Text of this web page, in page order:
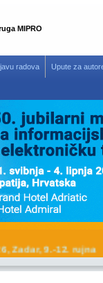
MIPRO
radova Upute za
2026, Zadar, 9.-12.